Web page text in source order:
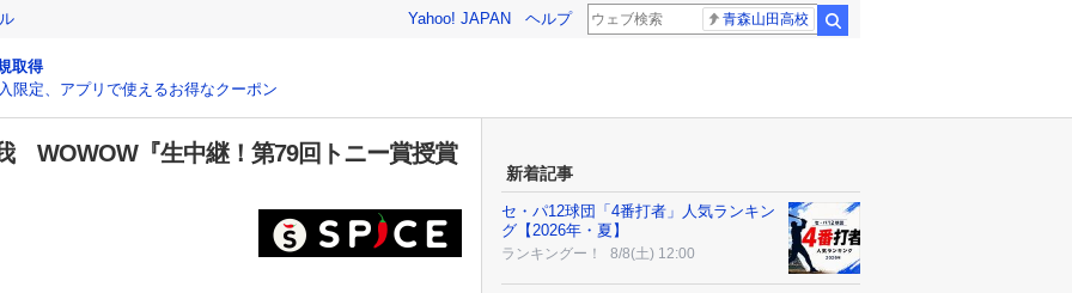
Yahoo! JAPAN ヘルプ 青森山田高校
取得
限定、アプリで使えるお得なクーポン
WOWOW『生中継！第79回トニー賞授賞
新着記事
セ・パ12球団「4番打者」人気ランキン
グ【2026年・夏】
ランキングー！ 8/8(土) 12:00